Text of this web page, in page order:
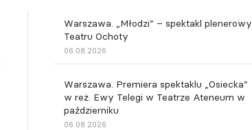
Warszawa. „Młodzi” – spektakl plenerowy
Teatru Ochoty
06.08.2026
Warszawa. Premiera spektaklu „Osiecka”
w reż. Ewy Telegi w Teatrze Ateneum w
październiku
06.08.2026